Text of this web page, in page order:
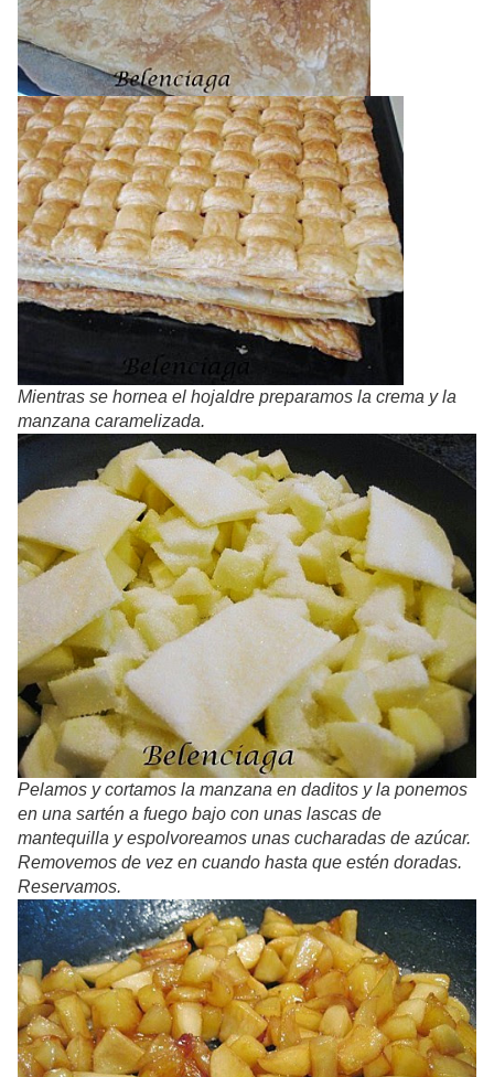
Mientras se hornea el hojaldre preparamos la crema y la
manzana caramelizada.
Pelamos y cortamos la manzana en daditos y la ponemos
en una sartén a fuego bajo con unas lascas de
mantequilla y espolvoreamos unas cucharadas de azúcar.
Removemos de vez en cuando hasta que estén doradas.
Reservamos.